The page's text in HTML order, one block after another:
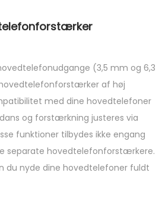
(3,5 mm og 6,3
af høj
med dine hovedtelefoner
og forstærkning justeres via
funktioner tilbydes ikke engang
separate hovedtelefonforstærkere.
du nyde dine hovedtelefoner fuldt